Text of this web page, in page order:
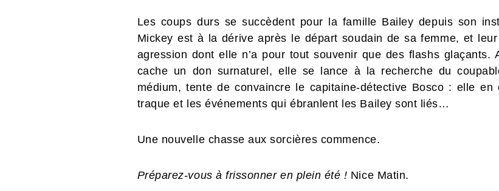
Les coups durs se succèdent pour la famille Bailey depuis son
Mickey est à la dérive après le départ soudain de sa femme, et
agression dont elle n’a pour tout souvenir que des flashs
cache un don surnaturel, elle se lance à la recherche du
médium, tente de convaincre le capitaine-détective Bosco : elle
traque et les événements qui ébranlent les Bailey sont liés…
Une nouvelle chasse aux sorcières commence.
Préparez-vous à frissonner en plein été ! Nice Matin.